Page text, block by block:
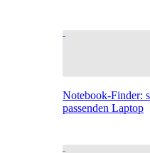
Notebook-Finder:
passenden Laptop